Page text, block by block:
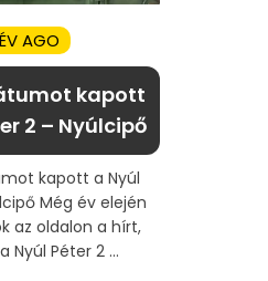
AGO
kapott
2 – Nyúlcipő
kapott a Nyúl
Még év elején
az oldalon a hírt,
Nyúl Péter 2 ...